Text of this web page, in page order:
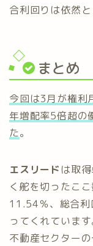
合利回りは依然
まとめ
今回は3月が権利
年増配率5倍超の
た。
エスリード は取
く舵を切ったこ
11.54％、総合利
ってくれていま
不動産セクター